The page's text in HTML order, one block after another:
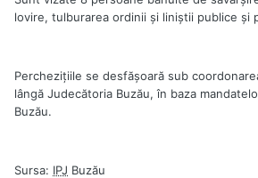
lovire, tulburarea ordinii şi liniştii publice şi
Percheziţiile se desfăşoară sub
lângă Judecătoria Buzău, în baza
Buzău.
Sursa: IPJ Buzău